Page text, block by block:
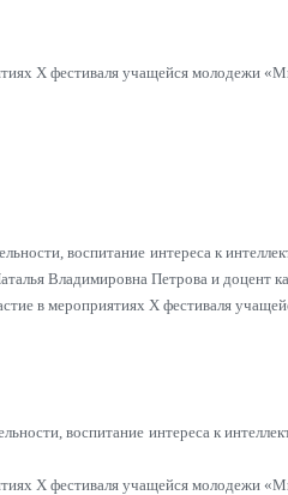
X фестиваля учащейся молодежи
воспитание интереса к
Владимировна Петрова и доцент
в мероприятиях X фестиваля
воспитание интереса к
X фестиваля учащейся молодежи